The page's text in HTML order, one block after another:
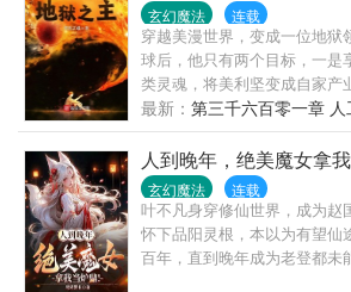
玄幻魔法 连载
穿越美漫世界，变成一位地狱
球后，他只有两个目标，一是
类灵魂，将美利坚变成自家产
最新： 第三千六百零一章
人到晚年，绝美魔女拿
玄幻魔法 连载
叶不凡身穿修仙世界，成为赵
怀下品阳灵根，本以为有望仙
百年，直到晚年成为老登都未